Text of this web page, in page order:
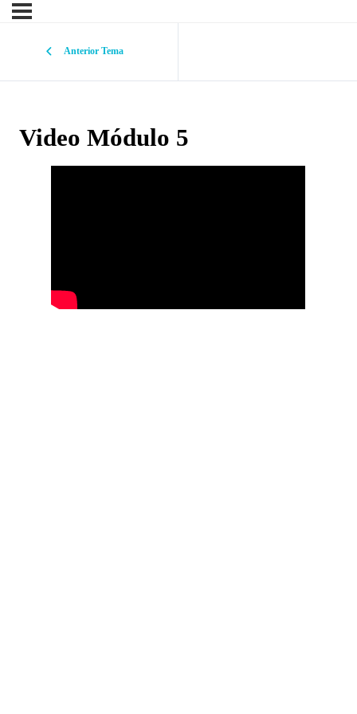
Anterior Tema
Video Módulo 5